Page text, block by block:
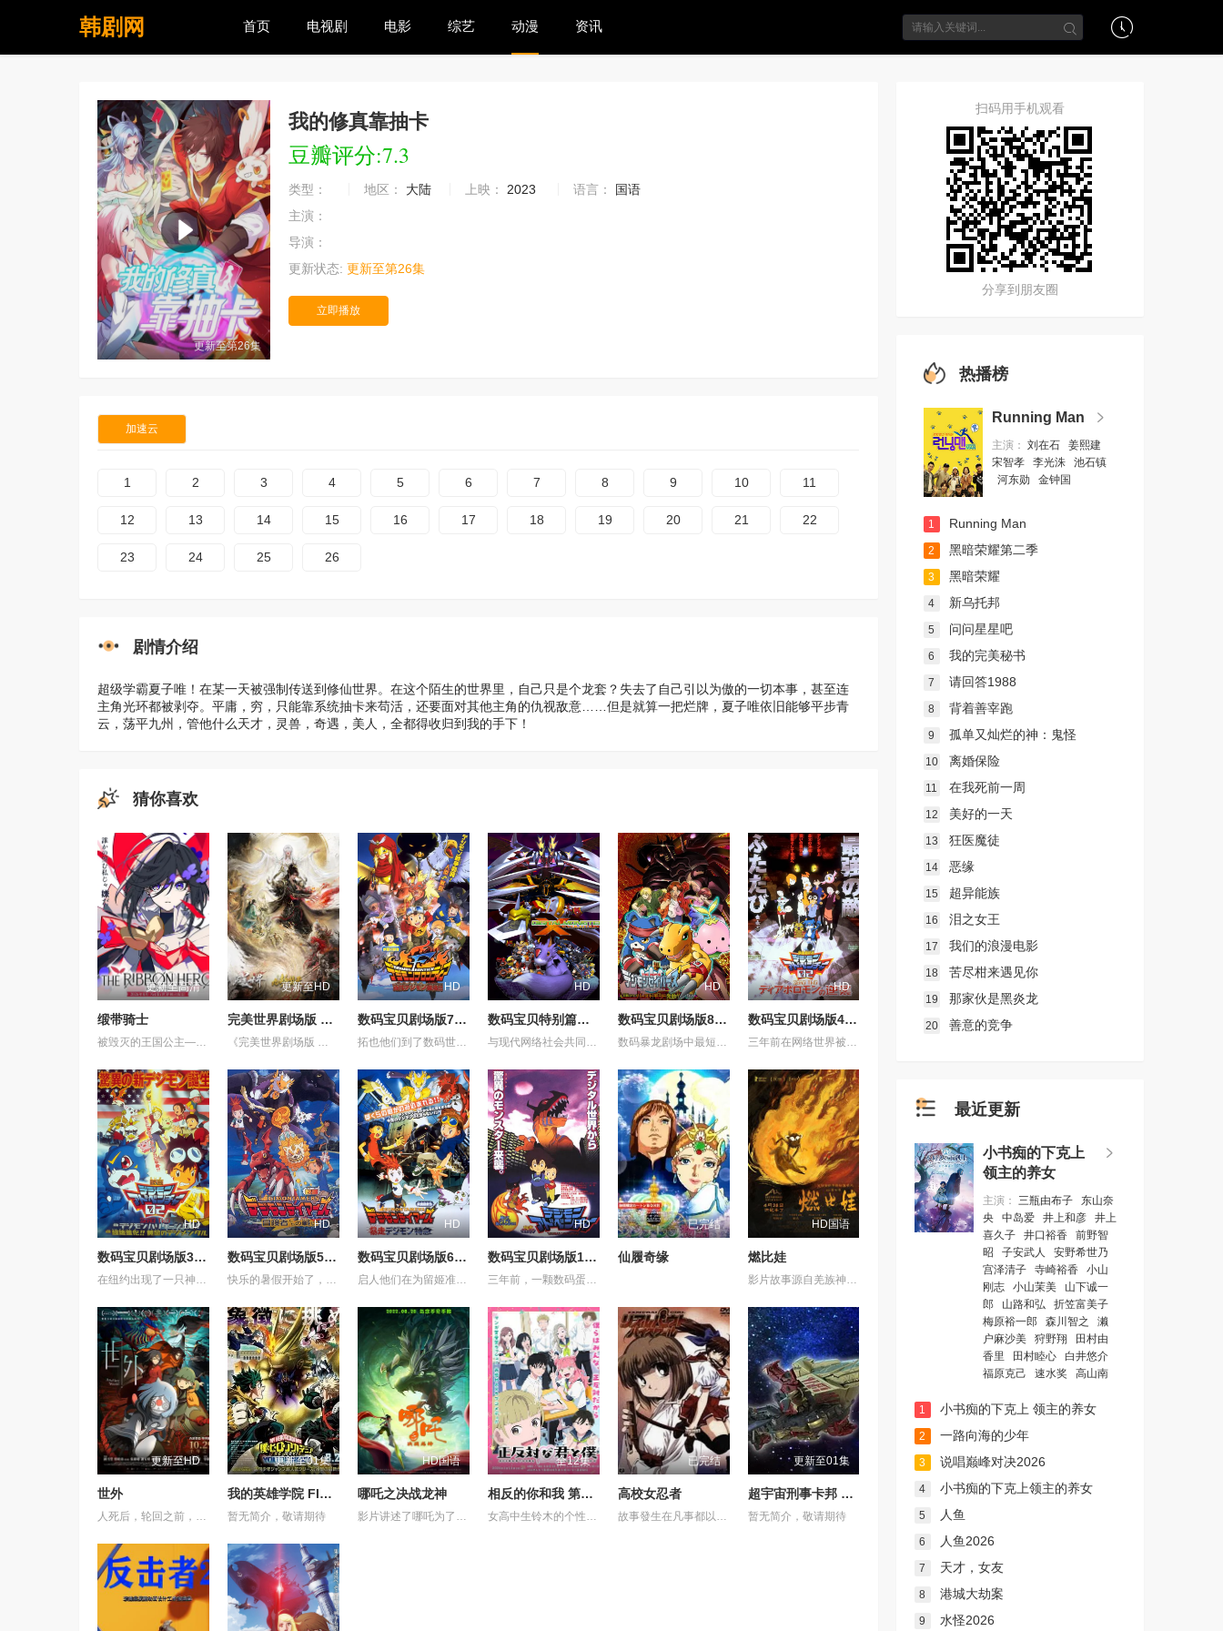
韩剧网 首页 电视剧 电影 综艺 动漫 资讯
更新至第26集
我的修真靠抽卡
豆瓣评分:7.3
类型： 地区： 大陆 上映： 2023 语言：
国语
主演：
导演：
更新状态: 更新至第26集
立即播放
加速云
1 2 3 4 5 6 7 8 9 10 11
12 13 14 15 16 17 18 19 20 21 22
23 24 25 26
剧情介绍
超级学霸夏子唯！在某一天被强制传送到修仙世界。在这个陌生的世界里，自己只是个龙套？失去了自己引以为傲的一切本事，甚至连
主角光环都被剥夺。平庸，穷，只能靠系统抽卡来苟活，还要面对其他主角的仇视敌意……但是就算一把烂牌，夏子唯依旧能够平步青
云，荡平九州，管他什么天才，灵兽，奇遇，美人，全都得收归到我的手下！
猜你喜欢
更新至高清
缎带骑士
被毁灭的王国公主——萨菲娅。 灾厄“内尔伽勒”夺走了她故乡希尔弗兰的一切，她在绝望的尽头，抵达了戈尔德兰。 她怀抱着过往，在人们的温柔相待中，开始觅得一丝微小的希望。 然而，仿佛是为了嘲弄这份平静的日常，灾厄“内尔伽勒”再度降临。 曾将故乡化为灰烬的绝望，如今又要夺走这片土地的光芒。 ——已经，不会再失去任何东西。也不会让任何人失去。 少女拂去悲伤的泪水，执剑而起。 这是一个系上缎带、决心反抗命运的，属于一位英雄的故事。
更新至HD
完美世界剧场版 九劫焚天
《完美世界剧场版 九劫焚天》是动画《完美世界》的第二部剧场版作品。故事聚焦仙古纪元终极之战。 祖祭灵柳神挺身而出，率众寻求希望。荒天帝石昊以一滴真血化作分身，逆转时空降临仙古，在生死与共中寻求根除黑暗的终极之法。 黑暗大劫降下，仙古终章，悲壮奏响！
HD
数码宝贝剧场版7：古代数码兽复活
拓也他们到了数码世界的一个浮起的岛，这个岛上的人型数码精灵和兽型是完全对立的，人型的数码精灵帮助了拓也、友树和纯平，而兽型的数码精灵则协助辉二和泉，拓也和辉二竟就此打起上来，后来因其它数码精灵哭了起来而停此。人型的剑道兽，与兽型的小熊兽是好朋友，他们说起洞穴里有古代的数码精灵，认为如果仍然存在的，必定可解救这个岛。两种型态再次战争，拓也进化成炎龙兽......
HD
数码宝贝特别篇：X进化
与现代网络社会共同产生的假想空间「数码世界」，诞生了数位生命体「数码兽」，主机「世界树」管理这个世界的全部。不过、为了建立新数码世界而要除去发展很久的这个世界的同时、「世界树」发动「Ｘ计划」要除去所有的数码兽…现在，数码世界史上最大的危机逼近了！拥有「Ｘ抗体」的多路兽及它的朋友们，应该如何应对呢？
HD
数码宝贝剧场版8：究极力量！爆裂模式发动
数码暴龙剧场中最短的一个，讲述了亚古兽、加奥兽和拉拉兽在帮助一名被野人兽所追逐的人类小女孩之后，从她口中得知阿戈斯兽就是把大门大等人与亚古兽分开的罪魁祸首。最终在数码兽在女孩的指引下见到了阿戈斯兽......
HD
数码宝贝剧场版4：超恶魔兽的反击
三年前在网络世界被奥米加兽打败的超恶魔兽重生，并不断地产生自己的婴儿期，婴儿期的超恶魔兽通过手机、电脑等入侵现实世界，在现实世界形成数码蛋，最后超恶魔兽出现在现实世界，连最强的奥米加兽被打败。。。。
HD
数码宝贝剧场版3：前篇・数码兽飓风登陆！！后篇・超绝进化！
HD
数码宝贝剧场版5：冒险者的战斗
HD
数码宝贝剧场版6：暴走特急
启人他们在为留姬准备生日宴会，令留姬很生气，在留姬训启人时，出现了一只奇怪的究极体数码暴龙——寄生兽！它附身在列车型完全体数码暴龙上，并且控制了留姬，打倒了妖狐兽和堕天地狱兽，还将列车型数码暴龙变成了究极体！被轻易打败后，放出无数自己的复制品，孩子们的生命危在旦夕......，此刻，真红莲形态再次出现……
HD
数码宝贝剧场版1：滚球兽诞生之谜
已完结
仙履奇缘
HD国语
燃比娃
更新至HD
世外
人死后，轮回之前，亡魂会来到一处奇异之地——“世外”。灵守日复一日引领亡魂去投胎，直至一天，灵守小鬼遇上了不愿转世的小妹，让不懂人类情感的小鬼看到了不再一样的“世外”。 在带领小妹转世的路途上，小鬼揭示了她前世的遗憾，亦触发了难以逆转的诅咒——若小妹完全被忿恨支配，不论世外、人间，将与她一同灰飞烟灭…… 为了小妹，小鬼得到天女的允许，与武功高强的黑天踏上横跨千年的征途，纵然在路上危机四伏，他仍不惜多次舍身相救，只为了小妹能忘记过去的伤痛，并原谅自己，一身轻盈，走上轮回转世之路……
更新至01集
我的英雄学院 FINAL SEASON 特别篇
暂无简介，敬请期待
HD国语
哪吒之决战龙神
影片讲述了哪吒为了救出活祭的小孩，杀死龙三太子。因而惹怒了龙神，被龙神所伤，断掉一臂。最终在太乙真人的帮助下，塑莲藕手臂，提升“离火印”实力，最终击败龙神，拯救陈塘关，战胜邪恶的故事。 (电审动字[2021]第20号)
全12集
相反的你和我 第一季
女高中生铃木的个性开朗、交友甚广、擅长察言观色，是班上的中心人物之一，她喜欢的对象是坐在自己隔壁的男同学谷，而谷的个性与铃木恰恰相反，他内敛沉稳、有主见、待人一视同仁。铃木一直无法鼓起勇气告白，直到某日一个偶然机会，两人放学回家时走在同一条路上，并因此牵起了手。之后两人相互倾诉对彼此的好感，并开始交往，而同学们虽然感到讶异，但也都很支持两人的恋情。
已完结
高校女忍者
故事發生在凡事都以決鬥解決的大門高中。就讀大門高中的怪怪女生御劍涼子，是個熱愛武士道，劍術高超的時代劇迷，更是解決校內麻煩「K FIGHT」決鬥制度的冠軍！ 某天在御劍涼子面前突然出現了一個神秘巫女，涼子並因此被召喚進入異次元空間，和那裡的妖魔獸展開戰鬥！究竟現實世界與異次元空間有什麼關係？陸續登場的謎樣角色，又將為涼子帶來什麼遭遇呢？現在，戰鬥的鐘聲即將為御劍涼子響起！
更新至01集
超宇宙刑事卡邦 无限 外传
暂无简介，敬请期待
扫码用手机观看
分享到朋友圈
热播榜
Running Man
主演： 刘在石
姜熙建
宋智孝
李光洙
池石镇
河东勋
金钟国
1 Running Man
2 黑暗荣耀第二季
3 黑暗荣耀
4 新乌托邦
5 问问星星吧
6 我的完美秘书
7 请回答1988
8 背着善宰跑
9 孤单又灿烂的神：鬼怪
10 离婚保险
11 在我死前一周
12 美好的一天
13 狂医魔徒
14 恶缘
15 超异能族
16 泪之女王
17 我们的浪漫电影
18 苦尽柑来遇见你
19 那家伙是黑炎龙
20 善意的竞争
最近更新
小书痴的下克上
领主的养女
主演： 三瓶由布子
东山奈
央
中岛爱 井上和彦
井上
喜久子
井口裕香
前野智
昭
子安武人
安野希世乃
宫泽清子
寺崎裕香
小山
刚志
小山茉美
山下诚一
郎
山路和弘
折笠富美子
梅原裕一郎
森川智之
濑
户麻沙美
狩野翔
田村由
香里
田村睦心
白井悠介
福原克己
速水奖 高山南
1 小书痴的下克上 领主的养女
2 一路向海的少年
3 说唱巅峰对决2026
4 小书痴的下克上领主的养女
5 人鱼
6 人鱼2026
7 天才，女友
8 港城大劫案
9 水怪2026